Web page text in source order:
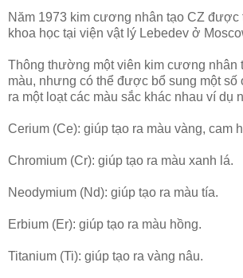
Năm 1973 kim cương nhân tạo CZ được
khoa học tại viện vật lý Lebedev ở
Thông thường một viên kim cương nhân
màu, nhưng có thể được bổ sung một số
ra một loạt các màu sắc khác nhau ví dụ
Cerium (Ce): giúp tạo ra màu vàng, cam
Chromium (Cr): giúp tạo ra màu xanh lá.
Neodymium (Nd): giúp tạo ra màu tía.
Erbium (Er): giúp tạo ra màu hồng.
Titanium (Ti): giúp tạo ra vàng nâu.